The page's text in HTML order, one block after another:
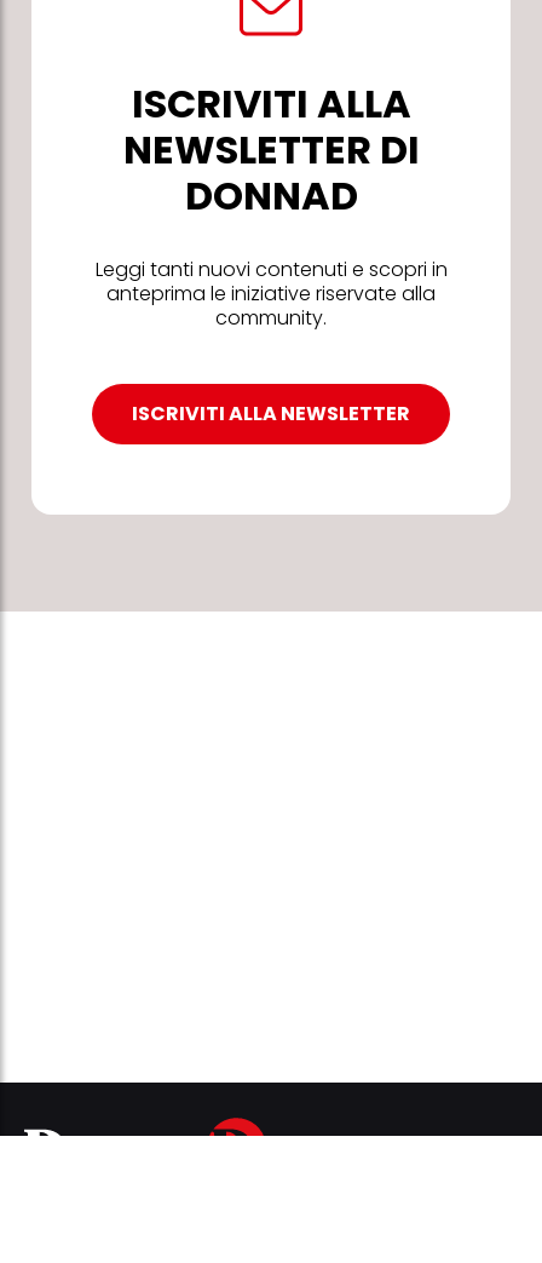
ISCRIVITI ALLA
NEWSLETTER DI
DONNAD
Leggi tanti nuovi contenuti e scopri in
anteprima le iniziative riservate alla
community.
ISCRIVITI ALLA NEWSLETTER